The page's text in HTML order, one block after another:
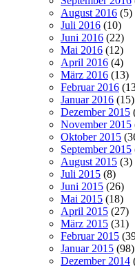
August 2016 (5)
Juli 2016 (10)
Juni 2016 (22)
Mai 2016 (12)
April 2016 (4)
März 2016 (13)
Februar 2016
Januar 2016 (15)
Dezember 2015
November 2015
Oktober 2015
September 2015
August 2015 (3)
Juli 2015 (8)
Juni 2015 (26)
Mai 2015 (18)
April 2015 (27)
März 2015 (31)
Februar 2015
Januar 2015 (98)
Dezember 2014